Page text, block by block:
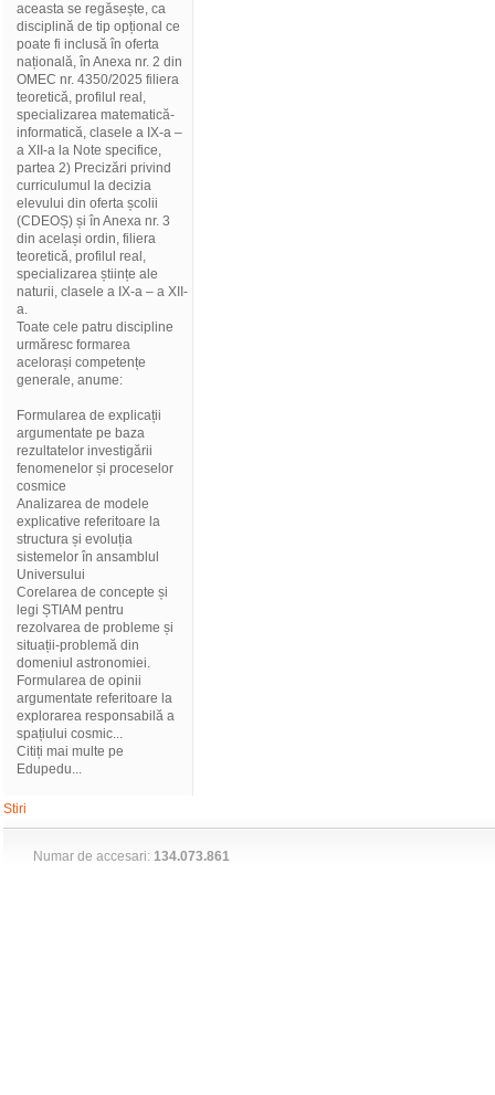
aceasta se regăsește, ca
disciplină de tip opțional ce
poate fi inclusă în oferta
națională, în Anexa nr. 2 din
OMEC nr. 4350/2025 filiera
teoretică, profilul real,
specializarea matematică-
informatică, clasele a IX-a –
a XII-a la Note specifice,
partea 2) Precizări privind
curriculumul la decizia
elevului din oferta școlii
(CDEOȘ) și în Anexa nr. 3
din același ordin, filiera
teoretică, profilul real,
specializarea științe ale
naturii, clasele a IX-a – a XII-
a.
Toate cele patru discipline
urmăresc formarea
acelorași competențe
generale, anume:
Formularea de explicații
argumentate pe baza
rezultatelor investigării
fenomenelor și proceselor
cosmice
Analizarea de modele
explicative referitoare la
structura și evoluția
sistemelor în ansamblul
Universului
Corelarea de concepte și
legi ȘTIAM pentru
rezolvarea de probleme și
situații-problemă din
domeniul astronomiei.
Formularea de opinii
argumentate referitoare la
explorarea responsabilă a
spațiului cosmic...
Citiți mai multe pe
Edupedu...
Stiri
Numar de accesari: 134.073.861